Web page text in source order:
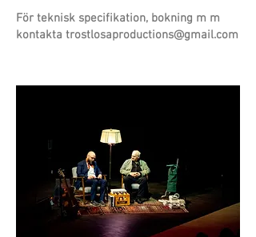
För teknisk specifikation, bokning m m
kontakta trostlosaproductions@gmail.com